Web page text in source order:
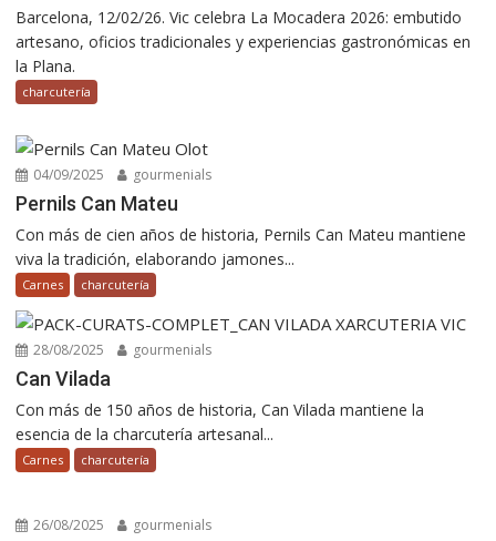
Barcelona, 12/02/26. Vic celebra La Mocadera 2026: embutido
artesano, oficios tradicionales y experiencias gastronómicas en
la Plana.
charcutería
04/09/2025 gourmenials
Pernils Can Mateu
Con más de cien años de historia, Pernils Can Mateu mantiene
viva la tradición, elaborando jamones...
Carnes charcutería
28/08/2025 gourmenials
Can Vilada
Con más de 150 años de historia, Can Vilada mantiene la
esencia de la charcutería artesanal...
Carnes charcutería
26/08/2025 gourmenials